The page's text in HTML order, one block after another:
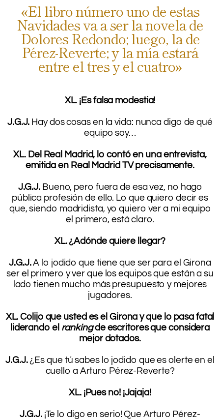
«El libro número uno de estas
Navidades va a ser la novela de
Dolores Redondo; luego, la de
Pérez-Reverte; y la mía estará
entre el tres y el cuatro»
XL. ¡Es falsa modestia!
J.G.J. Hay dos cosas en la vida: nunca digo de qué
equipo soy…
XL. Del Real Madrid, lo contó en una entrevista,
emitida en Real Madrid TV precisamente.
J.G.J. Bueno, pero fuera de esa vez, no hago
pública profesión de ello. Lo que quiero decir es
que, siendo madridista, yo quiero ver a mi equipo
el primero, está claro.
XL. ¿Adónde quiere llegar?
J.G.J.A lo jodido que tiene que ser para el Girona
ser el primero y ver que los equipos que están a su
lado tienen mucho más presupuesto y mejores
jugadores.
XL. Colijo que usted es el Girona y que lo pasa fatal
liderando el rankingde escritores que considera
mejor dotados.
J.G.J.¿Es que tú sabes lo jodido que es olerte en el
cuello a Arturo Pérez-Reverte?
XL. ¡Pues no! ¡Jajaja!
J.G.J.¡Te lo digo en serio! Que Arturo Pérez-